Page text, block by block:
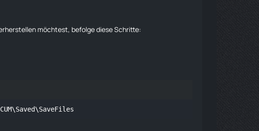
möchtest, befolge diese Schritte: